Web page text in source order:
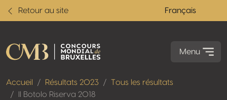
Retour au site Français
Menu
Accueil Résultats 2023
Tous les résultats
Il Botolo Riserva 2018